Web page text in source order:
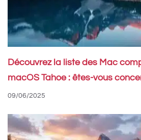
Découvrez la liste des Mac
macOS Tahoe : êtes-vous
09/06/2025